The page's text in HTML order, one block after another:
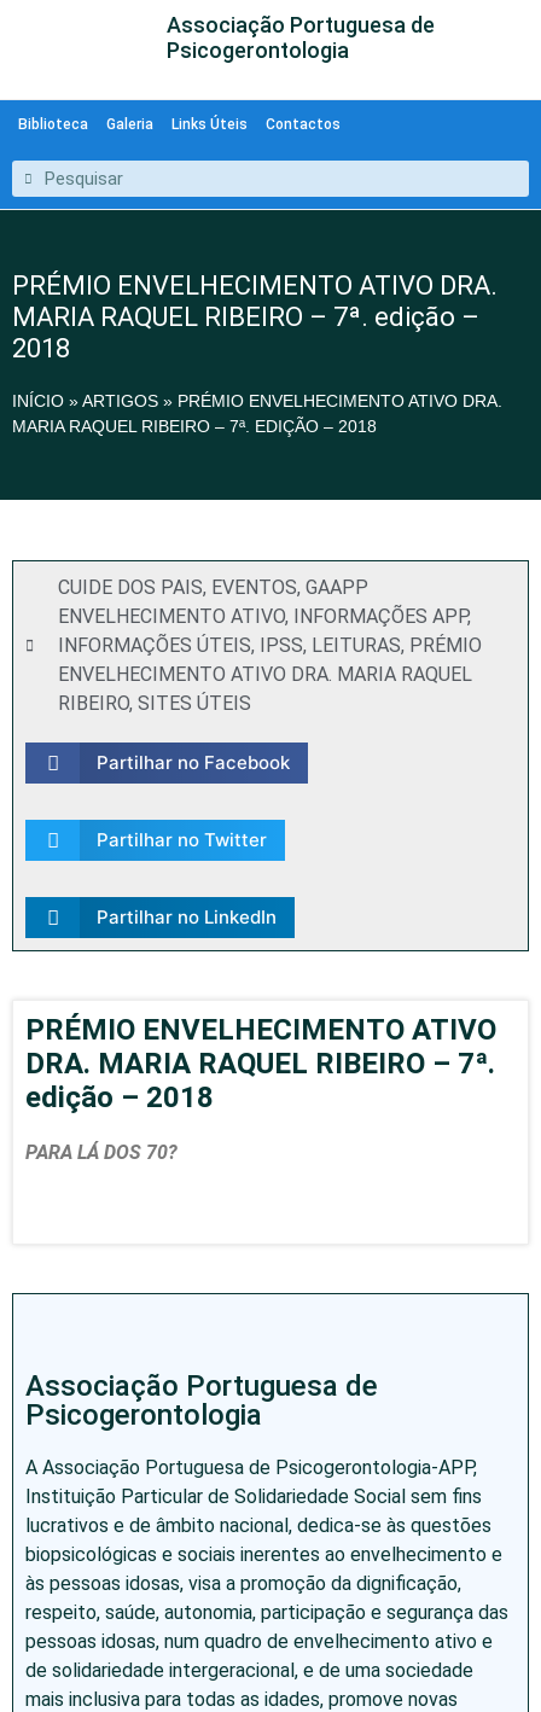
Associação Portuguesa de
Psicogerontologia
Biblioteca Galeria Links Úteis Contactos
PRÉMIO ENVELHECIMENTO ATIVO DRA.
MARIA RAQUEL RIBEIRO – 7ª. edição –
2018
INÍCIO »ARTIGOS » PRÉMIO ENVELHECIMENTO ATIVO DRA.
MARIA RAQUEL RIBEIRO – 7ª. EDIÇÃO – 2018
CUIDE DOS PAIS, EVENTOS, GAAPP
ENVELHECIMENTO ATIVO, INFORMAÇÕES APP,
INFORMAÇÕES ÚTEIS, IPSS, LEITURAS, PRÉMIO
ENVELHECIMENTO ATIVO DRA. MARIA RAQUEL
RIBEIRO, SITES ÚTEIS
Partilhar no Facebook
Partilhar no Twitter
Partilhar no LinkedIn
PRÉMIO ENVELHECIMENTO ATIVO
DRA. MARIA RAQUEL RIBEIRO – 7ª.
edição – 2018
PARA LÁ DOS 70?
Associação Portuguesa de
Psicogerontologia
A Associação Portuguesa de Psicogerontologia-APP,
Instituição Particular de Solidariedade Social sem fins
lucrativos e de âmbito nacional, dedica-se às questões
biopsicológicas e sociais inerentes ao envelhecimento e
às pessoas idosas, visa a promoção da dignificação,
respeito, saúde, autonomia, participação e segurança das
pessoas idosas, num quadro de envelhecimento ativo e
de solidariedade intergeracional, e de uma sociedade
mais inclusiva para todas as idades, promove novas